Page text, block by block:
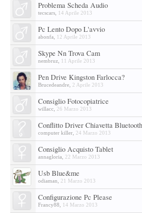
Problema Scheda Audio
tecscars 14 Aprile 2013
Pc Lento Dopo L'avvio
abonfa 12 Aprile 2013
Skype Nn Trova Cam
nembruz 11 Aprile 2013
Pen Drive Kingston Farlocca?
Brucedeandre 2 Aprile 2013
Consiglio Fotocopiatrice
willacc 26 Marzo 2013
Conflitto Driver Chiavetta Bluetooth
computer killer 24 Marzo 2013
Consiglio Acquisto Tablet
annagloria 22 Marzo 2013
Usb Blue&me
odiaman 21 Marzo 2013
Configurazione Pc Please
Francy88 14 Marzo 2013